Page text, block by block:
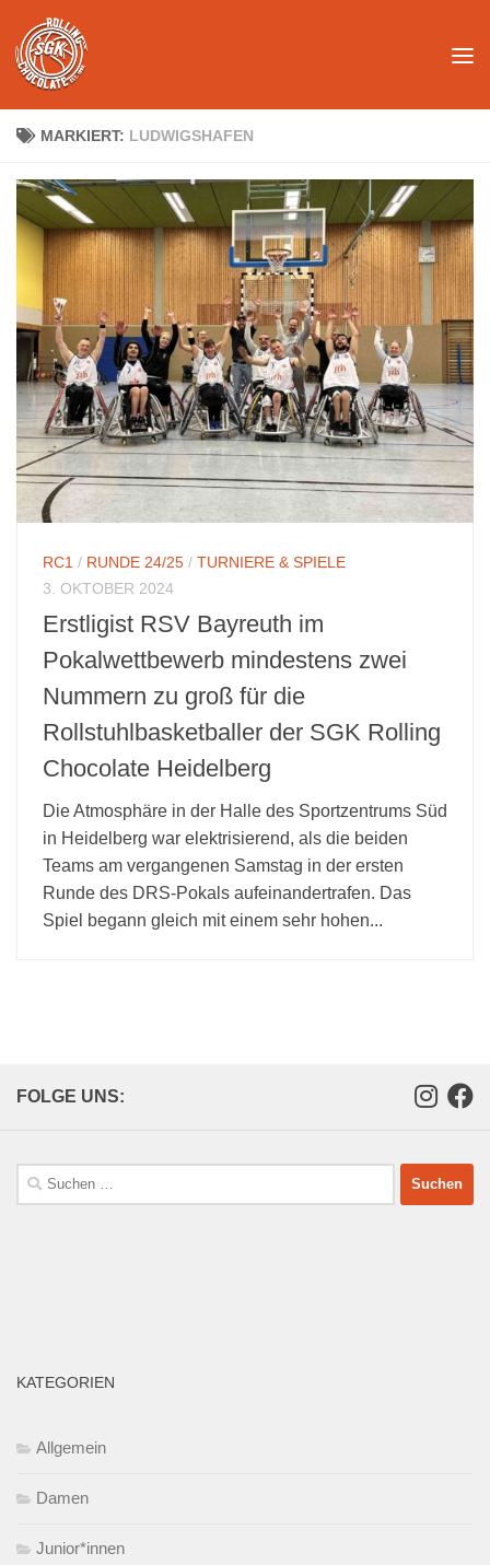
Unter dem Inhalt
MARKIERT: LUDWIGSHAFEN
RC1 / RUNDE 24/25 / TURNIERE & SPIELE
3. OKTOBER 2024
Erstligist RSV Bayreuth im
Pokalwettbewerb mindestens zwei
Nummern zu groß für die
Rollstuhlbasketballer der SGK Rolling
Chocolate Heidelberg
Die Atmosphäre in der Halle des Sportzentrums Süd
in Heidelberg war elektrisierend, als die beiden
Teams am vergangenen Samstag in der ersten
Runde des DRS-Pokals aufeinandertrafen. Das
Spiel begann gleich mit einem sehr hohen...
FOLGE UNS:
Suchen
nach:
KATEGORIEN
Allgemein
Damen
Junior*innen